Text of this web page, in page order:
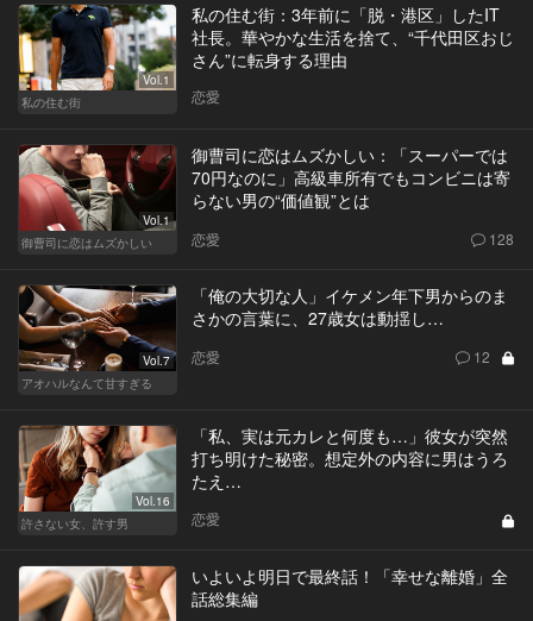
Vol.1
私の住む街
私の住む街：3年前に「脱・港区」したIT
社長。華やかな生活を捨て、“千代田区おじ
さん”に転身する理由
恋愛
Vol.1
御曹司に恋はムズかしい
御曹司に恋はムズかしい：「スーパーでは
70円なのに」高級車所有でもコンビニは寄
らない男の“価値観”とは
恋愛 128
Vol.7
アオハルなんて甘すぎる
「俺の大切な人」イケメン年下男からのま
さかの言葉に、27歳女は動揺し…
恋愛 12
Vol.16
許さない女、許す男
「私、実は元カレと何度も…」彼女が突然
打ち明けた秘密。想定外の内容に男はうろ
たえ…
恋愛
いよいよ明日で最終話！「幸せな離婚」全
話総集編